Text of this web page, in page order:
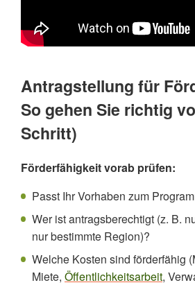
Antragstellung für
So gehen Sie richtig
Schritt)
Förderfähigkeit vorab prüfen:
Passt Ihr Vorhaben zum
Wer ist antragsberechtigt (z. B.
nur bestimmte Region)?
Welche Kosten sind förderfähig
Miete, Öffentlichkeitsarbeit,